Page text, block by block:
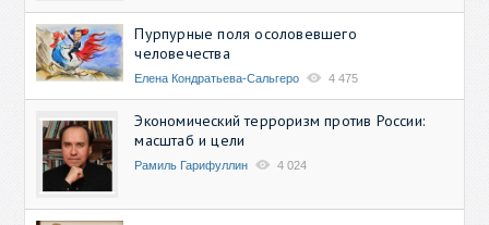
Пурпурные поля осоловевшего
человечества
Елена Кондратьева-Сальгеро 4 475
Экономический терроризм против России:
масштаб и цели
Рамиль Гарифуллин 4 024